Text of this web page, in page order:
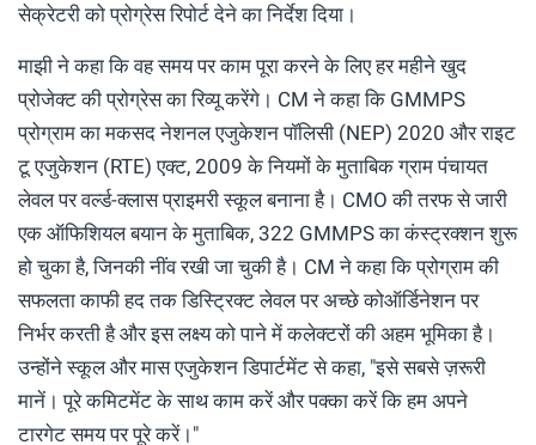
सेक्रेटरी को प्रोग्रेस रिपोर्ट देने का निर्देश दिया।
माझी ने कहा कि वह समय पर काम पूरा करने के लिए हर महीने खुद
प्रोजेक्ट की प्रोग्रेस का रिव्यू करेंगे। CM ने कहा कि GMMPS
प्रोग्राम का मकसद नेशनल एजुकेशन पॉलिसी (NEP) 2020 और राइट
टू एजुकेशन (RTE) एक्ट, 2009 के नियमों के मुताबिक ग्राम पंचायत
लेवल पर वर्ल्ड-क्लास प्राइमरी स्कूल बनाना है। CMO की तरफ से जारी
एक ऑफिशियल बयान के मुताबिक, 322 GMMPS का कंस्ट्रक्शन शुरू
हो चुका है, जिनकी नींव रखी जा चुकी है। CM ने कहा कि प्रोग्राम की
सफलता काफी हद तक डिस्ट्रिक्ट लेवल पर अच्छे कोऑर्डिनेशन पर
निर्भर करती है और इस लक्ष्य को पाने में कलेक्टरों की अहम भूमिका है।
उन्होंने स्कूल और मास एजुकेशन डिपार्टमेंट से कहा, "इसे सबसे ज़रूरी
मानें। पूरे कमिटमेंट के साथ काम करें और पक्का करें कि हम अपने
टारगेट समय पर पूरे करें।"